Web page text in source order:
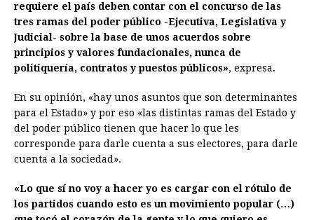
requiere el país deben contar con el concurso de las
tres ramas del poder público -Ejecutiva, Legislativa y
Judicial- sobre la base de unos acuerdos sobre
principios y valores fundacionales, nunca de
politiquería, contratos y puestos públicos», expresa.
En su opinión, «hay unos asuntos que son determinantes
para el Estado» y por eso «las distintas ramas del Estado y
del poder público tienen que hacer lo que les
corresponde para darle cuenta a sus electores, para darle
cuenta a la sociedad».
«Lo que sí no voy a hacer yo es cargar con el rótulo de
los partidos cuando esto es un movimiento popular (…)